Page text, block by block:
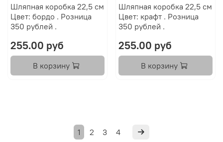
Шляпная коробка 22,5 см
Цвет: бордо . Розница
350 рублей .
255.00 руб
В корзину
Шляпная коробка 22,5 см
Цвет: крафт . Розница
350 рублей .
255.00 руб
В корзину
1 2 3 4